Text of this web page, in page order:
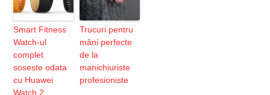
Smart Fitness
Watch-ul
complet
soseste odata
cu Huawei
Watch 2
Trucuri pentru
mâni perfecte
de la
manichiuriste
profesioniste